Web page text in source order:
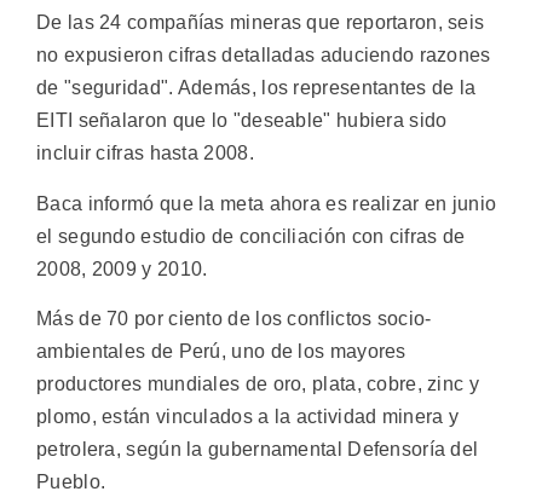
De las 24 compañías mineras que reportaron, seis
no expusieron cifras detalladas aduciendo razones
de "seguridad". Además, los representantes de la
EITI señalaron que lo "deseable" hubiera sido
incluir cifras hasta 2008.
Baca informó que la meta ahora es realizar en junio
el segundo estudio de conciliación con cifras de
2008, 2009 y 2010.
Más de 70 por ciento de los conflictos socio-
ambientales de Perú, uno de los mayores
productores mundiales de oro, plata, cobre, zinc y
plomo, están vinculados a la actividad minera y
petrolera, según la gubernamental Defensoría del
Pueblo.